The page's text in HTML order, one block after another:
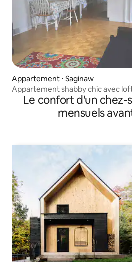
Appartement ⋅ Saginaw
Appartement shabby chic avec
Le confort d'un chez-
mensuels